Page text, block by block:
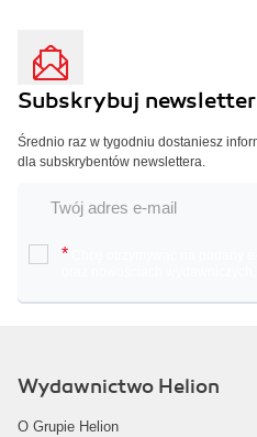
Subskrybuj
Średnio raz w tygodniu dostaniesz
dla subskrybentów newslettera.
*
Wydawnictwo Helion
O Grupie Helion